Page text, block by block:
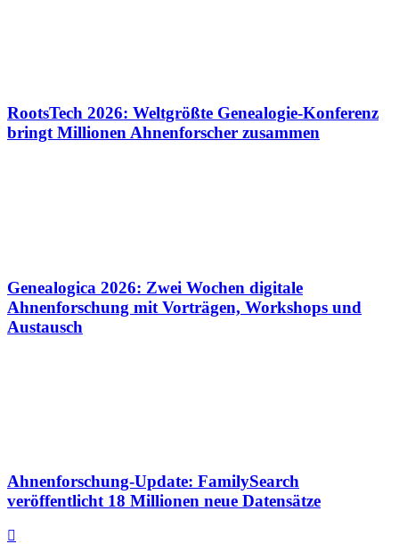
RootsTech 2026: Weltgrößte Genealogie-Konferenz
bringt Millionen Ahnenforscher zusammen
Genealogica 2026: Zwei Wochen digitale
Ahnenforschung mit Vorträgen, Workshops und
Austausch
Ahnenforschung-Update: FamilySearch
veröffentlicht 18 Millionen neue Datensätze